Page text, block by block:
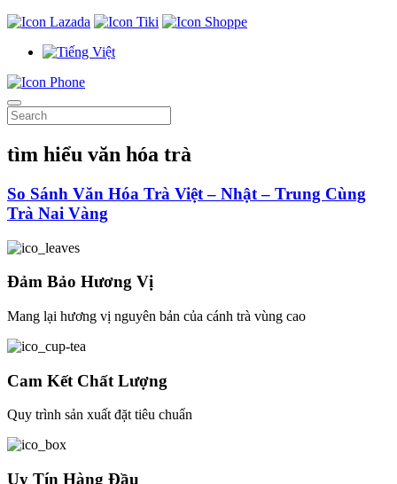
tìm hiểu văn hóa trà
So Sánh Văn Hóa Trà Việt – Nhật – Trung Cùng
Trà Nai Vàng
Đảm Bảo Hương Vị
Mang lại hương vị nguyên bản của cánh trà vùng cao
Cam Kết Chất Lượng
Quy trình sản xuất đặt tiêu chuẩn
Uy Tín Hàng Đầu